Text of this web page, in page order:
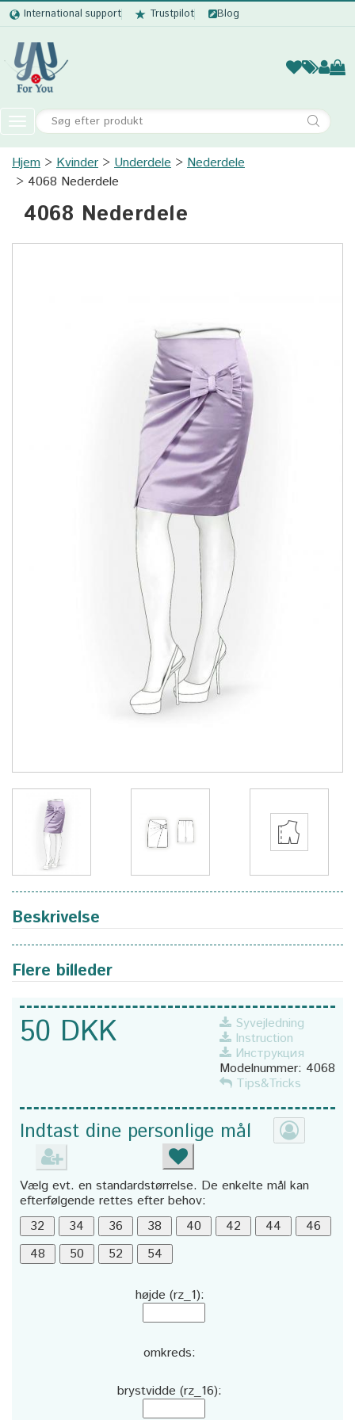
International support Trustpilot Blog
Kvinder
Toggle
navigation
Kvinder
Hjem Kvinder Underdele
Nederdele
4068 Nederdele
4068 Nederdele
Beskrivelse
Flere billeder
50 DKK
Syvejledning
Instruction
Инструкция
Modelnummer: 4068
Tips&Tricks
Indtast dine personlige mål
Vælg evt. en standardstørrelse. De enkelte mål kan
efterfølgende rettes efter behov:
højde (rz_1):
omkreds:
brystvidde (rz_16):